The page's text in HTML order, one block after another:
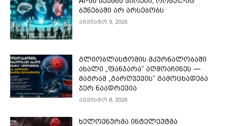
ბუნებაში არ არსებობს
აგვისტო 9, 2026
გლიობლასტომის მკურნალობაში
ახალი „ფანჯარა“ აღმოაჩინეს —
მაგრამ „გარღვევის“ გამოცხადება
ჯერ ნაადრევია
აგვისტო 8, 2026
ხელოვნურმა ინტელექტმა